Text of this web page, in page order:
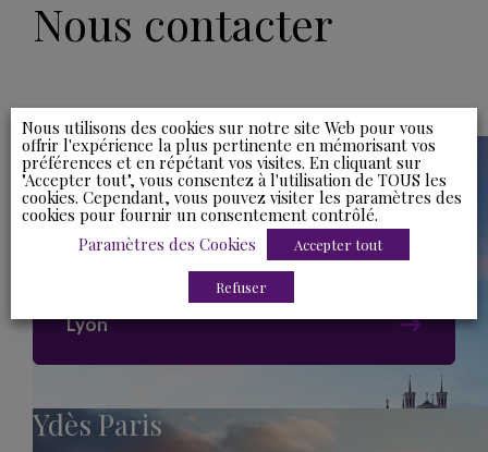
Nous contacter
Ydès Lyon
28 rue Joannès Carret
CS80735
69257 Lyon Cedex 09
Lyon
Ydès Paris
Nous utilisons des cookies sur notre site Web pour vous
offrir l'expérience la plus pertinente en mémorisant vos
préférences et en répétant vos visites. En cliquant sur
"Accepter tout", vous consentez à l'utilisation de TOUS les
cookies. Cependant, vous pouvez visiter les paramètres des
cookies pour fournir un consentement contrôlé.
Paramètres des Cookies
Accepter tout
Refuser